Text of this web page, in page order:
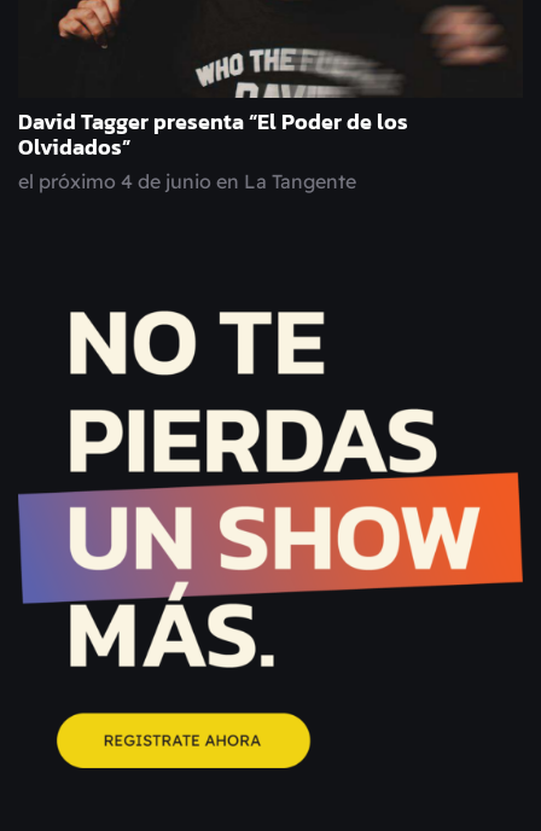
David Tagger presenta “El Poder de los
Olvidados”
el próximo 4 de junio en La Tangente